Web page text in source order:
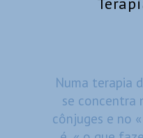
Numa terapia
se concentra
cônjuges e no